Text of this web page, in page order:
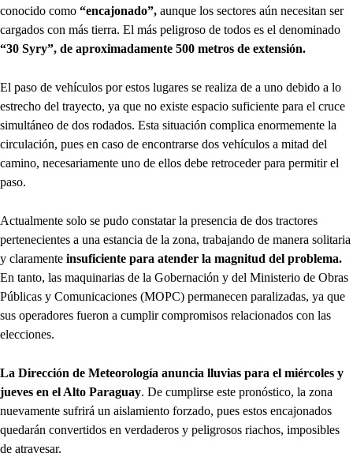
conocido como “encajonado”, aunque los sectores aún necesitan ser
cargados con más tierra. El más peligroso de todos es el denominado
“30 Syry”, de aproximadamente 500 metros de extensión.
El paso de vehículos por estos lugares se realiza de a uno debido a lo
estrecho del trayecto, ya que no existe espacio suficiente para el cruce
simultáneo de dos rodados. Esta situación complica enormemente la
circulación, pues en caso de encontrarse dos vehículos a mitad del
camino, necesariamente uno de ellos debe retroceder para permitir el
paso.
Actualmente solo se pudo constatar la presencia de dos tractores
pertenecientes a una estancia de la zona, trabajando de manera solitaria
y claramente insuficiente para atender la magnitud del problema.
En tanto, las maquinarias de la Gobernación y del Ministerio de Obras
Públicas y Comunicaciones (MOPC) permanecen paralizadas, ya que
sus operadores fueron a cumplir compromisos relacionados con las
elecciones.
La Dirección de Meteorología anuncia lluvias para el miércoles y
jueves en el Alto Paraguay. De cumplirse este pronóstico, la zona
nuevamente sufrirá un aislamiento forzado, pues estos encajonados
quedarán convertidos en verdaderos y peligrosos riachos, imposibles
de atravesar.